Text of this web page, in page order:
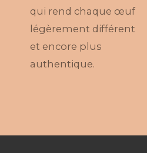
qui rend chaque œuf
légèrement différent
et encore plus
authentique.